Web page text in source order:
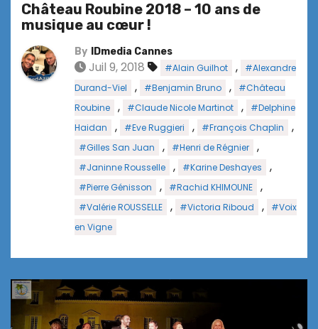
Château Roubine 2018 – 10 ans de
musique au cœur !
By IDmedia Cannes
Juil 9, 2018 #Alain Guilhot ,
#Alexandre
Durand-Viel
, #Benjamin Bruno ,
#Château
Roubine
, #Claude Nicole Martinot ,
#Delphine
Haidan
, #Eve Ruggieri , #François Chaplin ,
#Gilles San Juan , #Henri de Régnier ,
#Janinne Rousselle , #Karine Deshayes ,
#Pierre Génisson , #Rachid KHIMOUNE ,
#Valérie ROUSSELLE , #Victoria Riboud ,
#Voix
en Vigne